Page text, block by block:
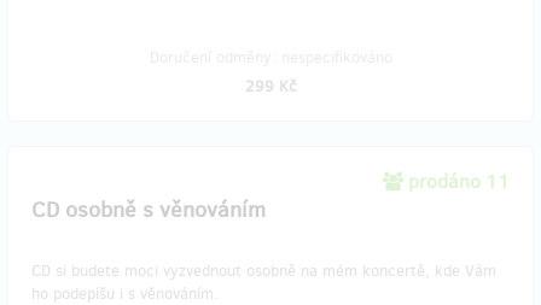
299 Kč
prodáno 11
CD osobně s věnováním
CD si budete moci vyzvednout osobně na mém koncertě, kde Vám
ho podepíšu i s věnováním.